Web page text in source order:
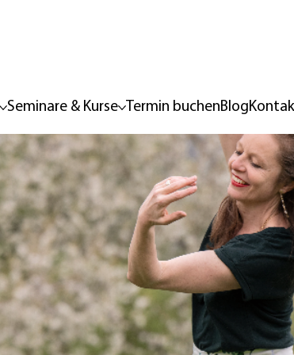
Seminare & Kurse Termin buchenBlog